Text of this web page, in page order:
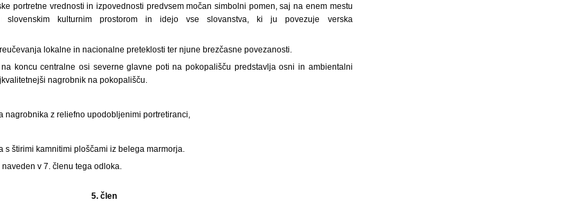
portretne vrednosti in izpovednosti predvsem močan simbolni pomen, saj na enem mestu
slovenskim kulturnim prostorom in idejo vse slovanstva, ki ju povezuje verska
lokalne in nacionalne preteklosti ter njune brezčasne povezanosti.
koncu centralne osi severne glavne poti na pokopališču predstavlja osni in ambientalni
nagrobnik na pokopališču.
nagrobnika z reliefno upodobljenimi portretiranci,
s štirimi kamnitimi ploščami iz belega marmorja.
v 7. členu tega odloka.
5. člen